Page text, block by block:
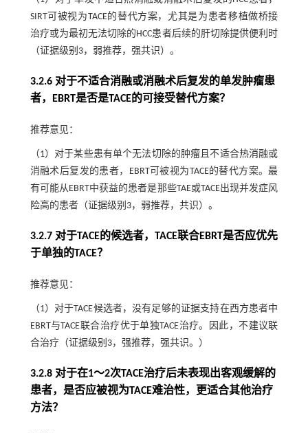
SIRT可被视为TACE的替代方案，尤其是为患者移植做桥接
治疗或为最初无法切除的HCC患者后续的肝切除提供便利时
（证据级别3，弱推荐，强共识）。
3.2.6 对于不适合消融或消融术后复发的单发肿瘤患
者，EBRT是否是TACE的可接受替代方案？
推荐意见：
（1）对于某些患有单个无法切除的肿瘤且不适合热消融或
消融术后复发的患者，EBRT可被视为TACE的替代方案。最
有可能从EBRT中获益的患者是那些TAE或TACE出现并发症风
险高的患者（证据级别3，弱推荐，共识）。
3.2.7 对于TACE的候选者，TACE联合EBRT是否应优先
于单独的TACE？
推荐意见：
（1）对于TACE候选者，没有足够的证据支持在西方患者中
EBRT与TACE联合治疗优于单独TACE治疗。因此，不建议联
合治疗（证据级别3，强推荐，强共识。）
3.2.8 对于在1～2次TACE治疗后未表现出客观缓解的
患者，是否应被视为TACE难治性，更适合其他治疗
方法？